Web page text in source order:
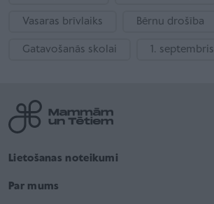
Vasaras brīvlaiks Bērnu drošība
Gatavošanās skolai 1. septembris
Lietošanas noteikumi
Par mums